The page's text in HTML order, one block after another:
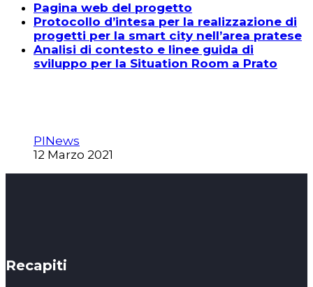
Pagina web del progetto
Protocollo d’intesa per la realizzazione di
progetti per la smart city nell’area pratese
Analisi di contesto e linee guida di
sviluppo per la Situation Room a Prato
PINews
12 Marzo 2021
Recapiti